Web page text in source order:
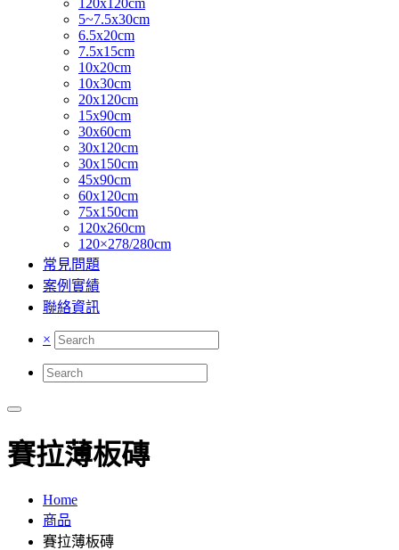
120x120cm
5~7.5x30cm
6.5x20cm
7.5x15cm
10x20cm
10x30cm
20x120cm
15x90cm
30x60cm
30x120cm
30x150cm
45x90cm
60x120cm
75x150cm
120x260cm
120×278/280cm
常見問題
案例實績
聯絡資訊
×
賽拉薄板磚
Home
商品
賽拉薄板磚